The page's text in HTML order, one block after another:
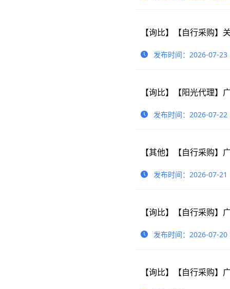
发布时间：2026-07-23
发布时间：2026-07-22
发布时间：2026-07-21
【询比】【自行采购
发布时间：2026-07-20
【询比】【自行采购